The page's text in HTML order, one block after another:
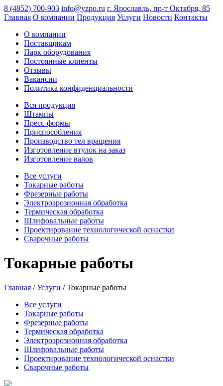
8 (4852) 700-903 info@yzpo.ru г. Ярославль, пр-т Октября, 85
Главная О компании Продукция Услуги Новости Контакты
О компании
Поставщикам
Парк оборудования
Постоянные клиенты
Отзывы
Вакансии
Политика конфиденциальности
Вся продукция
Штампы
Пресс-формы
Приспособления
Производство тел вращения
Изготовление втулок на заказ
Изготовление валов
Все услуги
Токарные работы
Фрезерные работы
Электроэрозионная обработка
Термическая обработка
Шлифовальные работы
Проектирование технологической оснастки
Сварочные работы
Токарные работы
Главная / Услуги / Токарные работы
Все услуги
Токарные работы
Фрезерные работы
Термическая обработка
Электроэрозионная обработка
Шлифовальные работы
Проектирование технологической оснастки
Сварочные работы